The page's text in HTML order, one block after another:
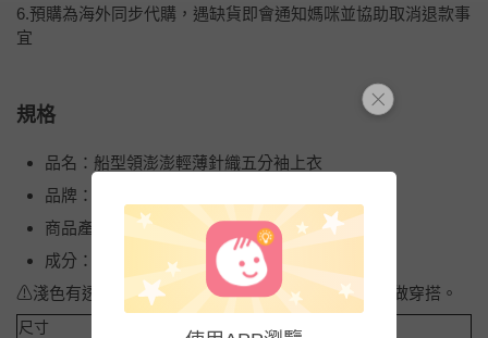
6.預購為海外同步代購，遇缺貨即會通知媽咪並協助取消退款事
宜
規格
品名：船型領澎澎輕薄針織五分袖上衣
品牌：日本 zootie
商品產地（國）：中國
成分：嫘縈65％＋尼龍35％
⚠淺色有透膚的可能性，建議可以內搭個淺色小可愛做穿搭。
尺寸